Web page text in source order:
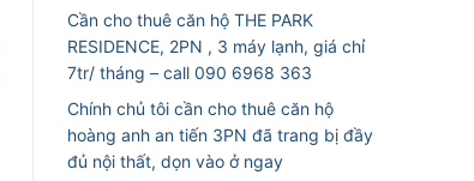
Cần cho thuê căn hộ THE PARK
RESIDENCE, 2PN , 3 máy lạnh, giá chỉ
7tr/ tháng – call 090 6968 363
Chính chủ tôi cần cho thuê căn hộ
hoàng anh an tiến 3PN đã trang bị đầy
đủ nội thất, dọn vào ở ngay